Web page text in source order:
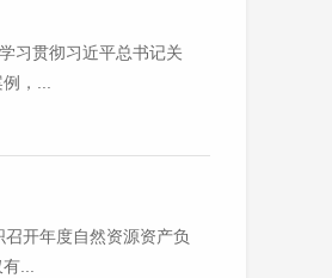
习贯彻习近平总书记关
，...
开年度自然资源资产负
...